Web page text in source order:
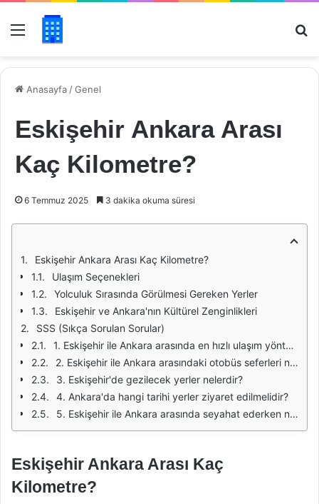
Menü
Anasayfa /Genel
Eskişehir Ankara Arası
Kaç Kilometre?
6 Temmuz 2025 3 dakika okuma süresi
Eskişehir Ankara Arası Kaç Kilometre?
Ulaşım Seçenekleri
Yolculuk Sırasında Görülmesi Gereken Yerler
Eskişehir ve Ankara'nın Kültürel Zenginlikleri
SSS (Sıkça Sorulan Sorular)
1. Eskişehir ile Ankara arasında en hızlı ulaşım yöntemi hangisidir?
2. Eskişehir ile Ankara arasındaki otobüs seferleri ne sıklıkla düzenlenmektedir?
3. Eskişehir'de gezilecek yerler nelerdir?
4. Ankara'da hangi tarihi yerler ziyaret edilmelidir?
5. Eskişehir ile Ankara arasında seyahat ederken nerelerde mola verebilirim?
Eskişehir Ankara Arası Kaç
Kilometre?